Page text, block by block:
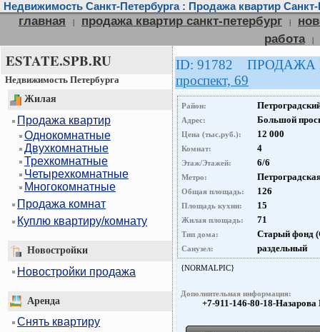
Недвижимость Санкт-Петербурга : Продажа квартир Санкт-
главная | продажа квартир санкт-петербург |
работа
|
ESTATE.SPB.RU
Недвижимость Петербурга
Жилая
Продажа квартир
Однокомнатные
Двухкомнатные
Трехкомнатные
Четырехкомнатные
Многокомнатные
Продажа комнат
Куплю квартиру/комнату
Новостройки
Новостройки продажа
Аренда
Снять квартиру
ID: 91782
проспект, 69
Район:
Адрес: Большой
Цена (тыс.руб.): 12 000
Комнат: 4
Этаж/Этажей: 6/6
Метро:
Общая площадь: 126
Площадь кухни: 15
Жилая площадь: 71
Тип дома: Старый фонд
Санузел: раздельный
{NORMALPIC}
Дополнительная информация:
+7-911-146-80-18-